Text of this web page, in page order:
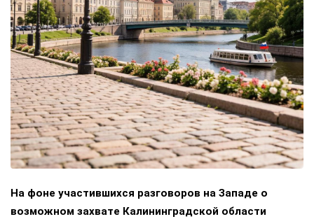
На фоне участившихся разговоров на Западе о
возможном захвате Калининградской области